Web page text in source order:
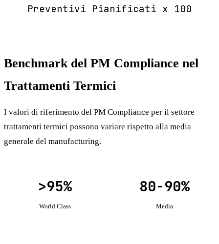
Preventivi Pianificati x 100
Benchmark del PM Compliance nel
Trattamenti Termici
I valori di riferimento del PM Compliance per il settore
trattamenti termici possono variare rispetto alla media
generale del manufacturing.
>95%
World Class
80-90%
Media